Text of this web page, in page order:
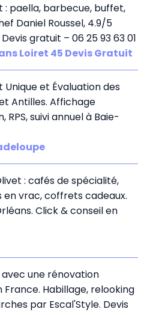
: paella, barbecue, buffet,
Daniel Roussel, 4.9/5
gratuit – 06 25 93 63 01
Loiret 45 Devis Gratuit
Unique et Évaluation des
Antilles. Affichage
suivi annuel à Baie-
: cafés de spécialité,
en vrac, coffrets cadeaux.
Click & conseil en
une rénovation
France. Habillage, relooking
par Escal'Style. Devis